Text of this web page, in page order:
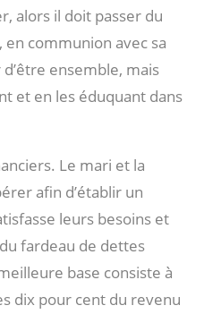
alors il doit passer du
en communion avec sa
ensemble, mais
et en les éduquant dans
Le mari et la
afin d’établir un
leurs besoins et
fardeau de dettes
base consiste à
dix pour cent du revenu